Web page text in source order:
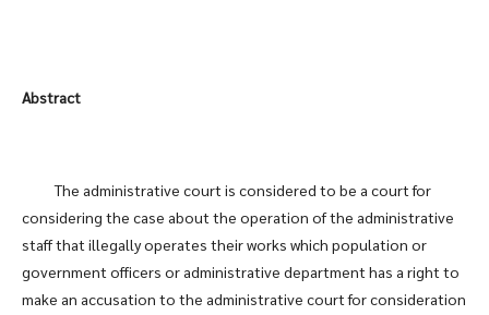
Abstract
The administrative court is considered to be a court for
considering the case about the operation of the administrative
staff that illegally operates their works which population or
government officers or administrative department has a right to
make an accusation to the administrative court for consideration